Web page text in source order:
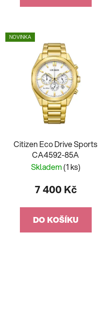
NOVINKA
Citizen Eco Drive Sports
CA4592-85A
Skladem(1 ks)
7 400 Kč
DO KOŠÍKU